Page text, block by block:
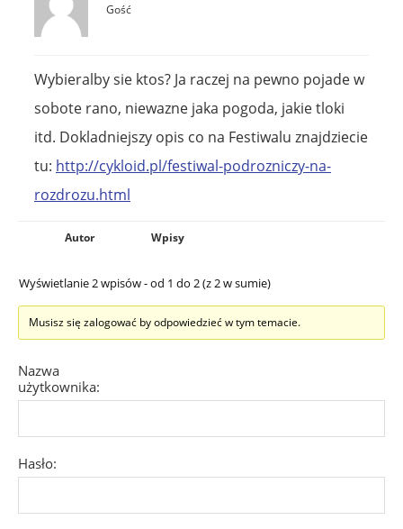
Gość
Wybieralby sie ktos? Ja raczej na pewno pojade w
sobote rano, niewazne jaka pogoda, jakie tloki
itd. Dokladniejszy opis co na Festiwalu znajdziecie
tu: http://cykloid.pl/festiwal-podrozniczy-na-
rozdrozu.html
Autor Wpisy
Wyświetlanie 2 wpisów - od 1 do 2 (z 2 w sumie)
Musisz się zalogować by odpowiedzieć w tym temacie.
Nazwa
użytkownika:
Hasło: